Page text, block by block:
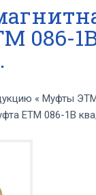
086-
« Муфты
ЕТМ 086-1В